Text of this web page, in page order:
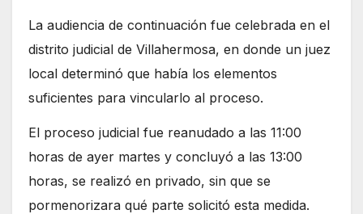
La audiencia de continuación fue celebrada en el
distrito judicial de Villahermosa, en donde un juez
local determinó que había los elementos
suficientes para vincularlo al proceso.
El proceso judicial fue reanudado a las 11:00
horas de ayer martes y concluyó a las 13:00
horas, se realizó en privado, sin que se
pormenorizara qué parte solicitó esta medida.